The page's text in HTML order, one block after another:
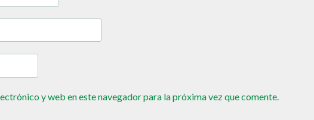
y web en este navegador para la próxima vez que comente.